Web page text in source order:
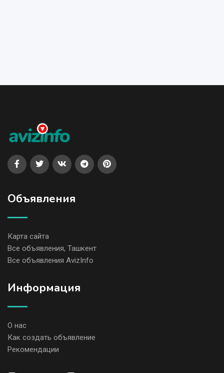
Объявления
Карта сайта
Все объявления, Ташкент
Все объявления AvizInfo
Информация
О нас
Как создать объявление
Рекомендации